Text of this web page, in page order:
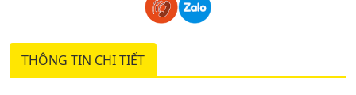
THÔNG TIN CHI TIẾT